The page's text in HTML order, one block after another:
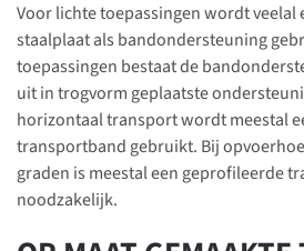
Voor lichte toepassingen wordt veelal
staalplaat als bandondersteuning
toepassingen bestaat de
uit in trogvorm geplaatste
horizontaal transport wordt meestal
transportband gebruikt. Bij
graden is meestal een geprofileerde
noodzakelijk.